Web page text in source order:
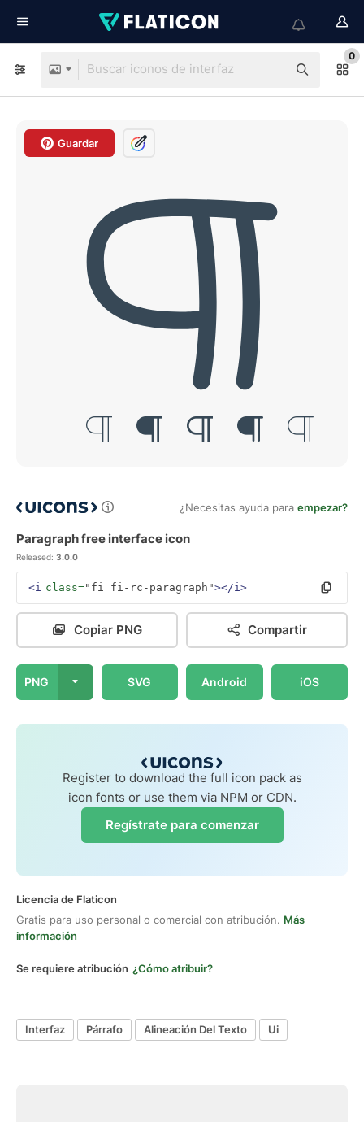
0
Guardar
¿Necesitas ayuda para empezar?
Paragraph free interface icon
Released: 3.0.0
<i class="fi fi-rc-paragraph"></i>
Copiar PNG Compartir
PNG SVG Android iOS
Register to download the full icon pack as
icon fonts or use them via NPM or CDN.
Regístrate para comenzar
Licencia de Flaticon
Gratis para uso personal o comercial con atribución. Más
información
Se requiere atribución ¿Cómo atribuir?
Interfaz Párrafo Alineación Del Texto Ui